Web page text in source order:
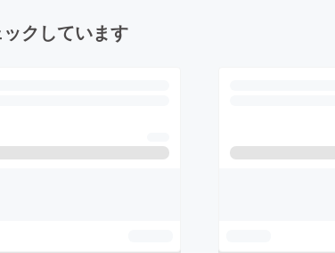
クしています